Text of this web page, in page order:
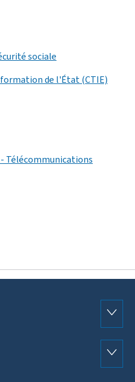
sociale
de l'État (CTIE)
Télécommunications